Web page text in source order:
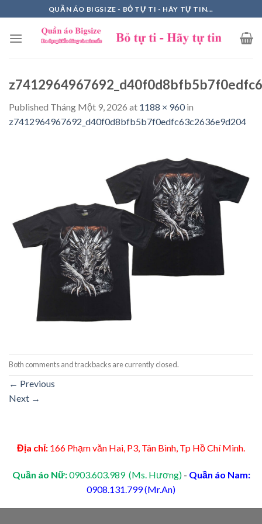
to
content
QUẦN ÁO BIGSIZE - BỎ TỰ TI - HÃY TỰ TIN...
Published Tháng Một 9, 2026 at 1188 × 960in
z7412964967692_d40f0d8bfb5b7f0edfc63c2636e9d204
Both comments and trackbacks are currently closed.
← Previous
Next →
Địa chỉ: 166 Phạm văn Hai, P3, Tân Bình, Tp Hồ Chí Minh.
Quần áo Nữ:0903.603.989 (Ms. Hương) - Quần áo Nam:
0908.131.799 (Mr.An)